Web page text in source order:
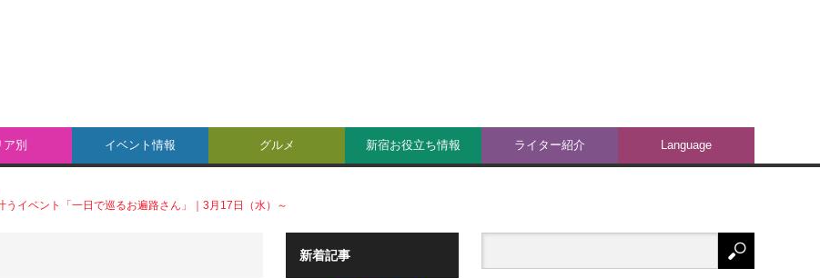
ア別 イベント情報 グルメ 新宿お役立ち情報 ライター紹介 Language
うイベント「一日で巡るお遍路さん」｜3月17日（水）～
新着記事